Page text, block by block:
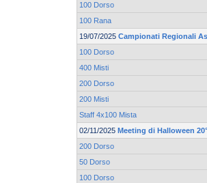
100 Dorso
100 Rana
19/07/2025 Campionati Regionali
100 Dorso
400 Misti
200 Dorso
200 Misti
Staff 4x100 Mista
02/11/2025 Meeting di Halloween
200 Dorso
50 Dorso
100 Dorso